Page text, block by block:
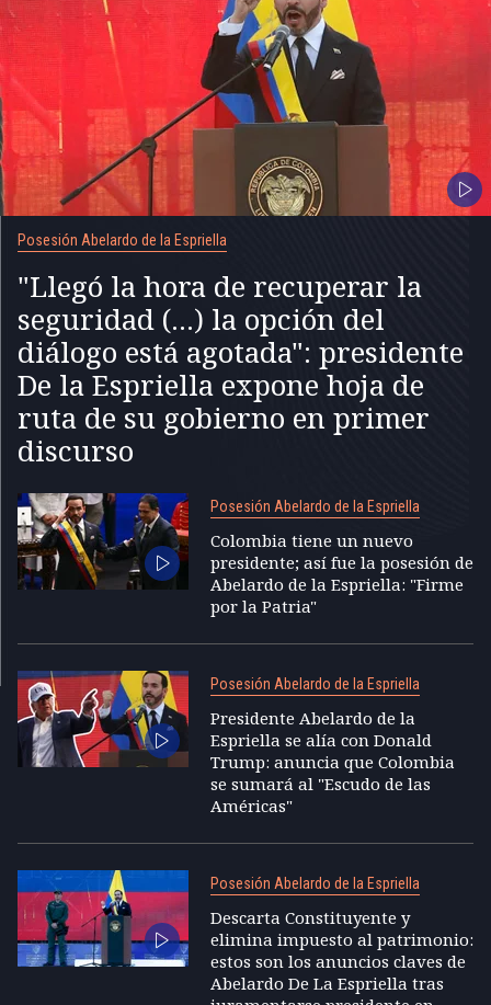
Posesión Abelardo de la Espriella
"Llegó la hora de recuperar la
seguridad (...) la opción del
diálogo está agotada": presidente
De la Espriella expone hoja de
ruta de su gobierno en primer
discurso
Posesión Abelardo de la Espriella
Colombia tiene un nuevo
presidente; así fue la posesión de
Abelardo de la Espriella: "Firme
por la Patria"
Posesión Abelardo de la Espriella
Presidente Abelardo de la
Espriella se alía con Donald
Trump: anuncia que Colombia
se sumará al "Escudo de las
Américas"
Posesión Abelardo de la Espriella
Descarta Constituyente y
elimina impuesto al patrimonio:
estos son los anuncios claves de
Abelardo De La Espriella tras